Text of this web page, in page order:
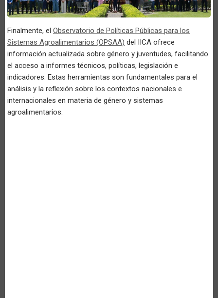
Finalmente, el Observatorio de Políticas Públicas para los
Sistemas Agroalimentarios (OPSAA) del IICA ofrece
información actualizada sobre género y juventudes, facilitando
el acceso a informes técnicos, políticas, legislación e
indicadores. Estas herramientas son fundamentales para el
análisis y la reflexión sobre los contextos nacionales e
internacionales en materia de género y sistemas
agroalimentarios.